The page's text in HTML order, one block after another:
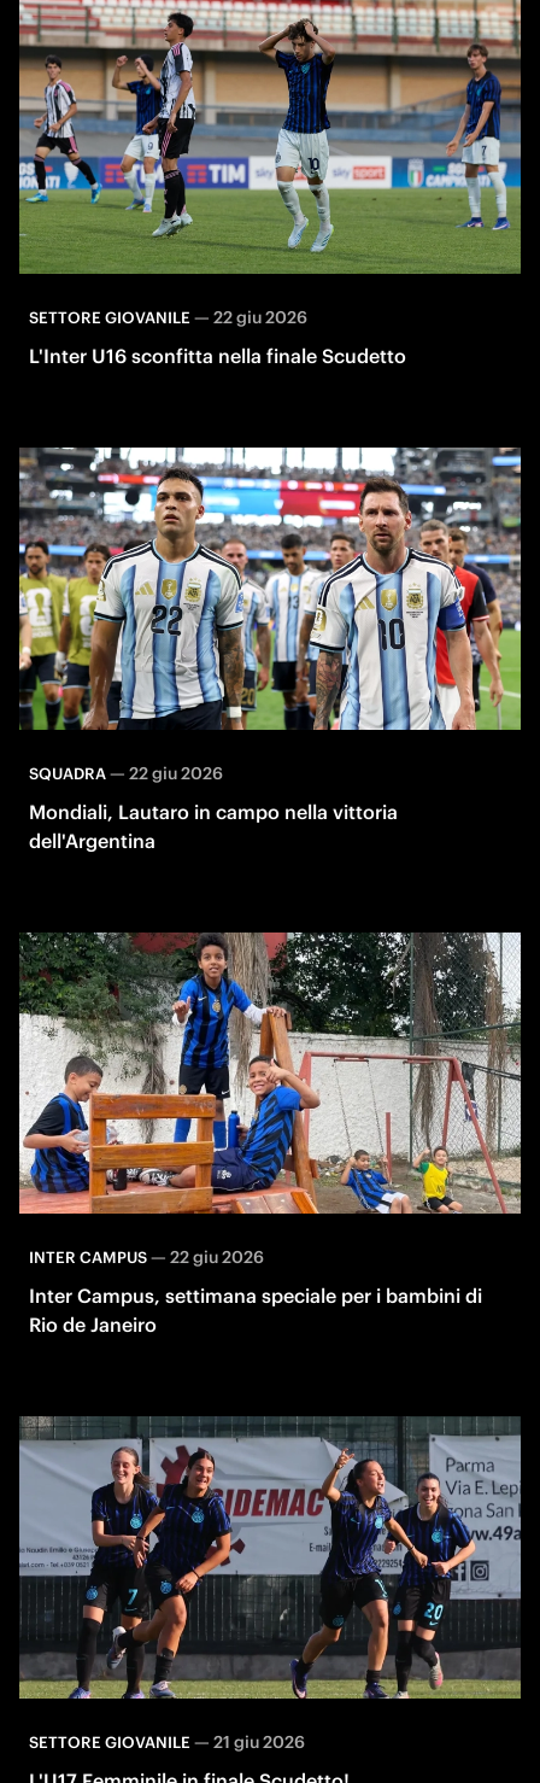
SETTORE GIOVANILE— 22 giu 2026
L'Inter U16 sconfitta nella finale Scudetto
SQUADRA— 22 giu 2026
Mondiali, Lautaro in campo nella vittoria
dell'Argentina
INTER CAMPUS— 22 giu 2026
Inter Campus, settimana speciale per i bambini di
Rio de Janeiro
SETTORE GIOVANILE— 21 giu 2026